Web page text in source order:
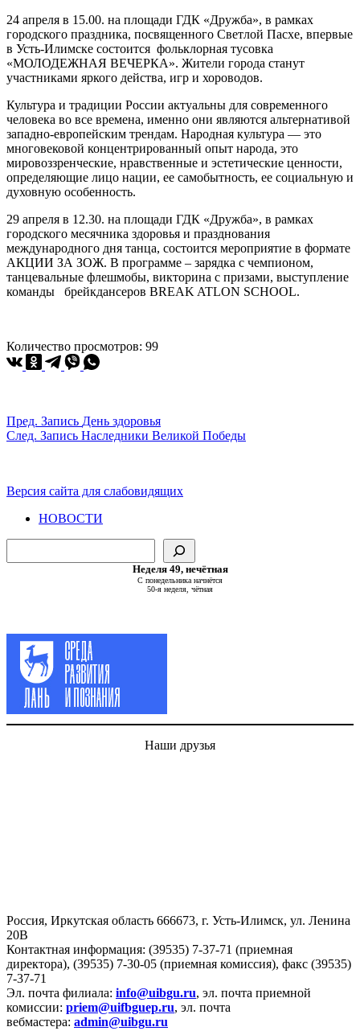
24 апреля в 15.00. на площади ГДК «Дружба», в рамках
городского праздника, посвященного Светлой Пасхе, впервые
в Усть-Илимске состоится фольклорная тусовка
«МОЛОДЕЖНАЯ ВЕЧЕРКА». Жители города станут
участниками яркого действа, игр и хороводов.
Культура и традиции России актуальны для современного
человека во все времена, именно они являются альтернативой
западно-европейским трендам. Народная культура — это
многовековой концентрированный опыт народа, это
мировоззренческие, нравственные и эстетические ценности,
определяющие лицо нации, ее самобытность, ее социальную и
духовную особенность.
29 апреля в 12.30. на площади ГДК «Дружба», в рамках
городского месячника здоровья и празднования
международного дня танца, состоится мероприятие в формате
АКЦИИ ЗА ЗОЖ. В программе – зарядка с чемпионом,
танцевальные флешмобы, викторина с призами, выступление
команды брейкдансеров BREAK ATLON SCHOOL.
Количество просмотров: 99
Пред. Запись День здоровья
След. Запись Наследники Великой Победы
Версия сайта для слабовидящих
НОВОСТИ
Неделя 49, нечётная
С понедельника начнётся
50-я неделя, чётная
Наши друзья
Россия, Иркутская область 666673, г. Усть-Илимск, ул. Ленина
20В
Контактная информация: (39535) 7-37-71 (приемная
директора), (39535) 7-30-05 (приемная комиссия), факс (39535)
7-37-71
Эл. почта филиала: info@uibgu.ru, эл. почта приемной
комиссии: priem@uifbguep.ru, эл. почта
вебмастера: admin@uibgu.ru